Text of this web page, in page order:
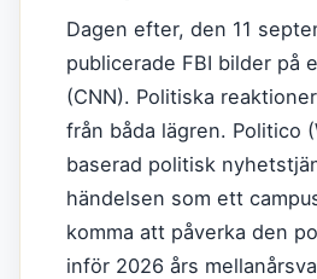
Dagen efter, den 11
publicerade FBI bilder på
(CNN). Politiska
från båda lägren. Politico
baserad politisk
händelsen som ett
komma att påverka den
inför 2026 års